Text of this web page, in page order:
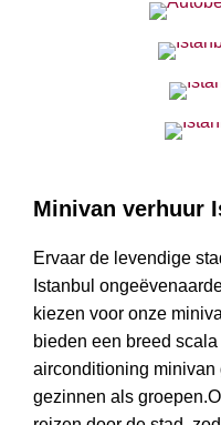
Minivan verhuur
Ervaar de levendige
Istanbul
kiezen voor onze
bieden een breed
airconditioning minivan
gezinnen als